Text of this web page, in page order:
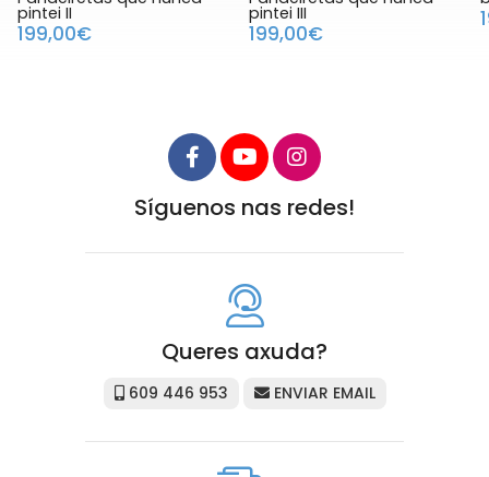
pintei III
199,00€
199,00€
Síguenos nas redes!
Queres axuda?
609 446 953 ENVIAR EMAIL